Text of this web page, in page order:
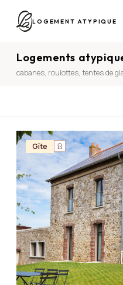
LOGEMENT ATYPIQUE
Logements
cabanes, roulottes, tentes de
Gîte